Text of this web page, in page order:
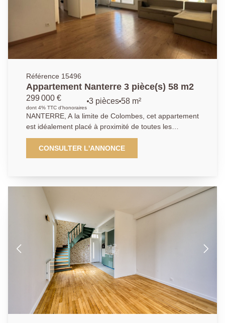
Référence 15496
Appartement Nanterre 3 pièce(s) 58 m2
299 000 €
dont 4% TTC d'honoraires
3 pièces 58 m²
NANTERRE, A la limite de Colombes, cet appartement
est idéalement placé à proximité de toutes les
commodités, transports, commerces et écoles. Les
transports sont divers: un arrêt de bus à 50 m , la
ligne T2 à 8 min à pied et l'extension du TRAM par la
L'immeuble de 2016, encore sous garantie
décennale, parfaitement sécurisé, vous permettra de
bénéficier de toutes les dernières normes. Cet
appartement de 58 m² dispose de deux chambres,
une salle d'eau, une cuisine américaine aménagée et
équipée, un séjour donnant sur une terrasse de 42.6
m2 exposée sud, et des toilettes séparés. Une place
de parking vient compléter ce bien.
01.40.97.07.07.AP/LT
CONSULTER L'ANNONCE